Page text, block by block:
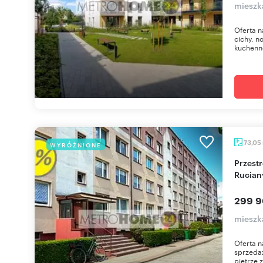
Oferta
cichy,
WYRÓŻNIONE 73,05
Przestronne 4-pokojowe mieszkanie w
299
Oferta
piętrze